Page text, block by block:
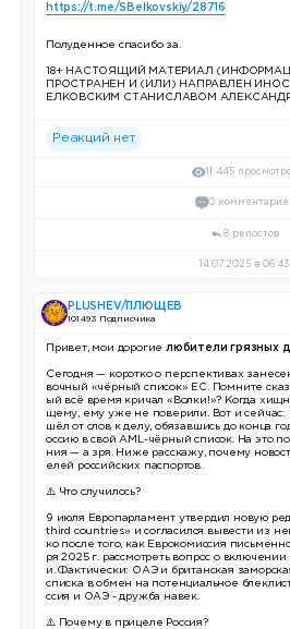
https://t.me/SBelkovskiy/28716
Полуденное спасибо за.
18+ НАСТОЯЩИЙ МАТЕРИАЛ
ПРОСТРАНЕН И (ИЛИ) НАПРАВЛЕН
ЕЛКОВСКИМ СТАНИСЛАВОМ
Реакций нет
11 445
0
8 репостов
14.07.2025 в 06:43
PLUSHEV/ПЛЮЩЕВ
101 493 Подписчика
Привет, мои дорогие любители грязных
Сегодня — коротко о перспективах
вочный «чёрный список» ЕС. Помните
ый всё время кричал «Волки!»? Когда
щему, ему уже не поверили. Вот и сейчас:
шёл от слов к делу, обязавшись до конца
оссию в свой AML-чёрный список. На это
ния — а зря. Ниже расскажу, почему
елей российских паспортов.
⚠️ Что случилось?
9 июля Европарламент утвердил новую
third countries» и согласился вывести из
ко после того, как Еврокомиссия
ря 2025 г. рассмотреть вопрос о
и. Фактически: ОАЭ и британская
списка в обмен на потенциальное
ссия и ОАЭ - дружба навек.
⚠️ Почему в прицеле Россия?